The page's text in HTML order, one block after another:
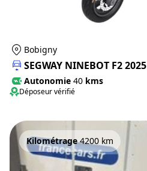
Bobigny
SEGWAY NINEBOT F2 2025
Autonomie 40 kms
Déposeur vérifié
Kilométrage4200 km